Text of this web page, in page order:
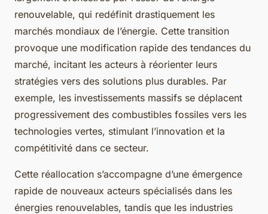
renouvelable, qui redéfinit drastiquement les
marchés mondiaux de l’énergie. Cette transition
provoque une modification rapide des tendances du
marché, incitant les acteurs à réorienter leurs
stratégies vers des solutions plus durables. Par
exemple, les investissements massifs se déplacent
progressivement des combustibles fossiles vers les
technologies vertes, stimulant l’innovation et la
compétitivité dans ce secteur.
Cette réallocation s’accompagne d’une émergence
rapide de nouveaux acteurs spécialisés dans les
énergies renouvelables, tandis que les industries